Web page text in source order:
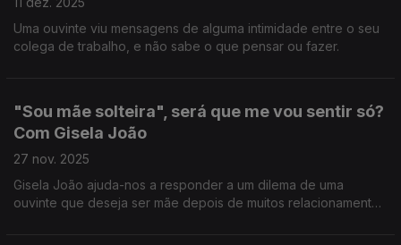
Uma ouvinte viu mensagens de alguma intimidade entre o seu
colega de trabalho, e não sabe o que pensar ou fazer.
"Sou mãe solteira", será que me vou sentir só?
Com Gisela João
27 nov. 2025
Gisela João ajuda-nos a responder a um dilema de uma
ouvinte que deseja ser mãe depois de muitos relacionamentos